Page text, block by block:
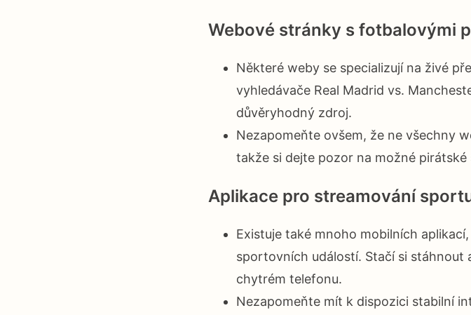
Webové stránky s fotbalovými
Některé weby se specializují na živé
vyhledávače Real Madrid vs.
důvěryhodný zdroj.
Nezapomeňte ovšem, že ne všechny
takže si dejte pozor na možné pirátské
Aplikace pro streamování
Existuje také mnoho mobilních
sportovních událostí. Stačí si stáhnout
chytrém telefonu.
Nezapomeňte mít k dispozici stabilní